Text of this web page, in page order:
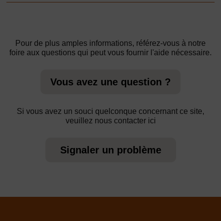
Pour de plus amples informations, référez-vous à notre
foire aux questions qui peut vous fournir l'aide nécessaire.
Vous avez une question ?
Si vous avez un souci quelconque concernant ce site,
veuillez nous contacter ici
Signaler un problème